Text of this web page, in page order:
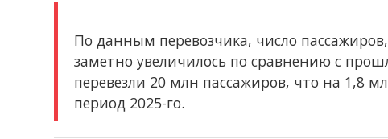
По данным перевозчика, число
заметно увеличилось по сравнению с
перевезли 20 млн пассажиров, что на 1,8
период 2025-го.